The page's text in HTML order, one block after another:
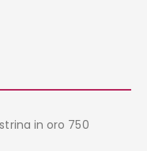
in oro 750